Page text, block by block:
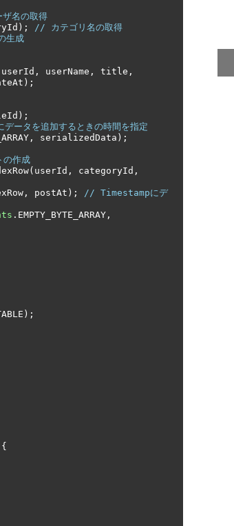
名の取得
);
// カテゴリ名の取得
生成
userId , userName , title ,
);
);
ータを追加するときの時間を指定
, serializedData );
作成
( userId , categoryId ,
, postAt );
// Timestampにデ
. EMPTY_BYTE_ARRAY ,
);
{